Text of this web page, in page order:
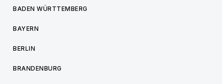
BADEN WÜRTTEMBERG
BAYERN
BERLIN
BRANDENBURG